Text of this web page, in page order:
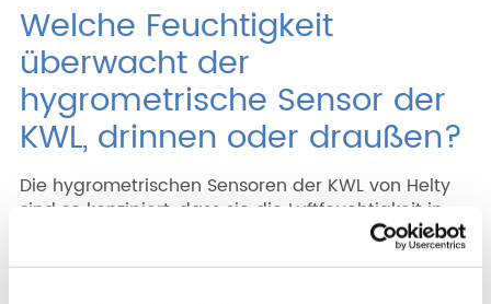
Ressourcen
Angebotsanfrage
Werden Sie Händler
Welche Feuchtigkeit
überwacht der
hygrometrische Sensor der
KWL, drinnen oder draußen?
Die hygrometrischen Sensoren der KWL von Helty
sind so konzipiert, dass sie die Luftfeuchtigkeit in
den Innenräumen messen und dem Gerät so
ermöglichen, die Luftfördermenge in jedem